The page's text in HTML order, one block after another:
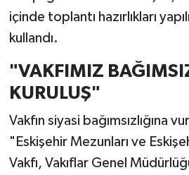
içinde toplantı hazırlıkları
kullandı.
"VAKFIMIZ
KURULUŞ"
Vakfın siyasi bağımsızlığına
"Eskişehir Mezunları ve
Vakfı, Vakıflar Genel